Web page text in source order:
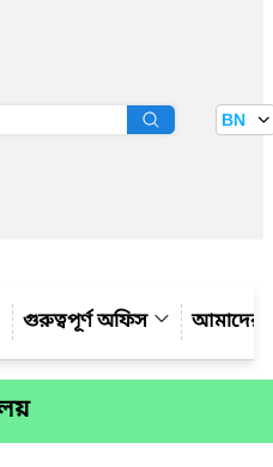
বাতায়ন BN
গুরুত্বপূর্ণ অফিস আমাদের